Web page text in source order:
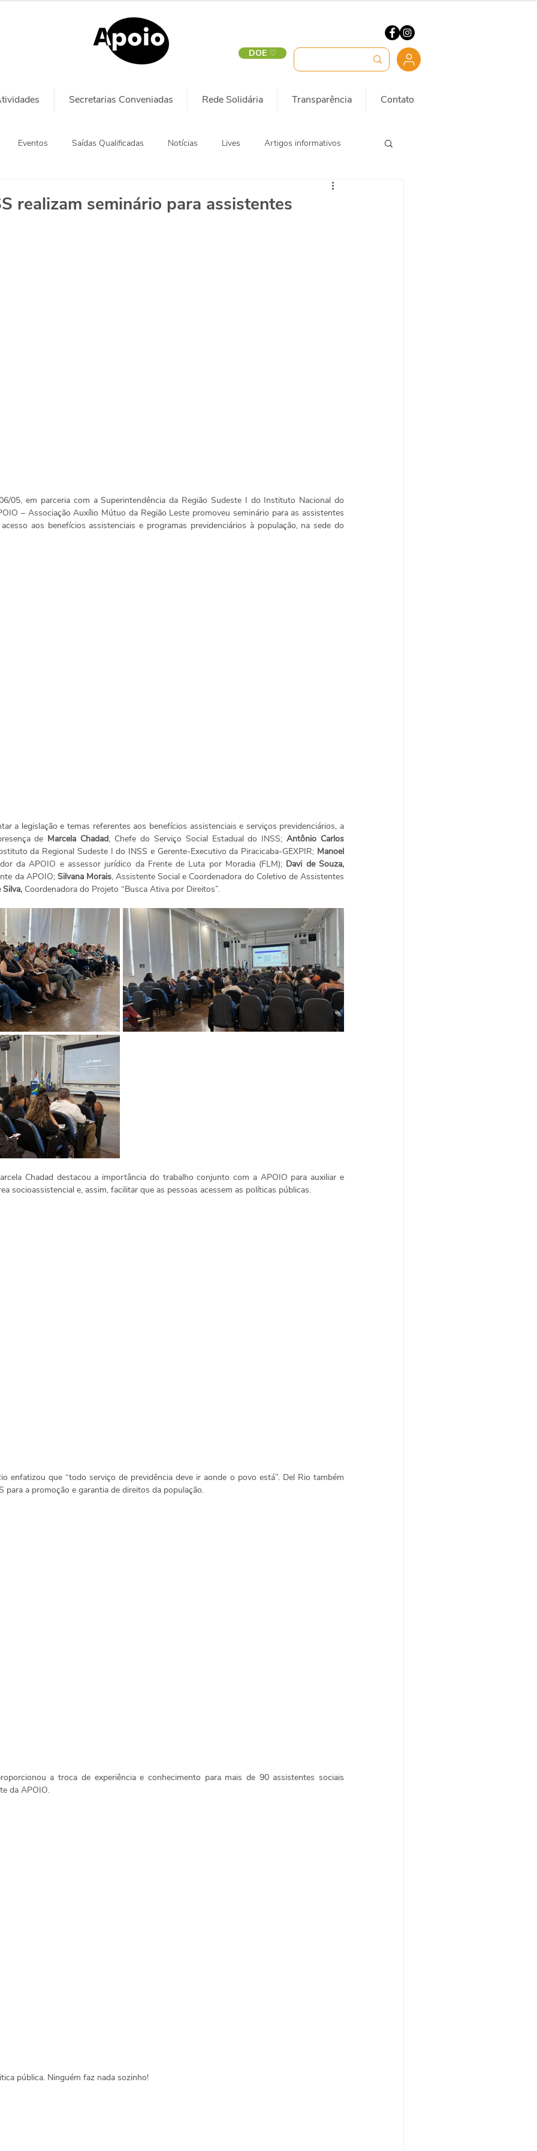
DOE ♡
Secretarias Conveniadas Rede Solidária Transparência Contato
Eventos Saídas Qualificadas Notícias Lives Artigos informativos
realizam seminário para assistentes
05, em parceria com a Superintendência da Região Sudeste I do Instituto Nacional do
– Associação Auxílio Mútuo da Região Leste promoveu seminário para as assistentes
aos benefícios assistenciais e programas previdenciários à população, na sede do
a legislação e temas referentes aos benefícios assistenciais e serviços previdenciários, a
de Marcela Chadad, Chefe do Serviço Social Estadual do INSS; Antônio Carlos
da Regional Sudeste I do INSS e Gerente-Executivo da Piracicaba-GEXPIR; Manoel
da APOIO e assessor jurídico da Frente de Luta por Moradia (FLM);
da APOIO; Silvana Morais, Assistente Social e Coordenadora do Coletivo de Assistentes
Silva, Coordenadora do Projeto “Busca Ativa por Direitos”.
Chadad destacou a importância do trabalho conjunto com a APOIO para auxiliar e
socioassistencial e, assim, facilitar que as pessoas acessem as políticas públicas.
enfatizou que “todo serviço de previdência deve ir aonde o povo está”. Del Rio também
para a promoção e garantia de direitos da população.
a troca de experiência e conhecimento para mais de 90 assistentes sociais
da APOIO.
pública. Ninguém faz nada sozinho!